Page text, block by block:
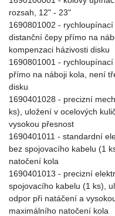
rozsah, 12" - 23"
1690801002 -
distanční čepy přímo na
kompenzaci házivosti disku
1690801001 -
přímo na náboji kola, není
disku
1690401028 - precizní
ks), uložení v ocelových
vysokou přesnost
1690401011 - standardní
bez spojovacího kabelu (1
natočení kola
1690401013 - precizní
spojovacího kabelu (1 ks),
odpor při natáčení a
maximálního natočení kola